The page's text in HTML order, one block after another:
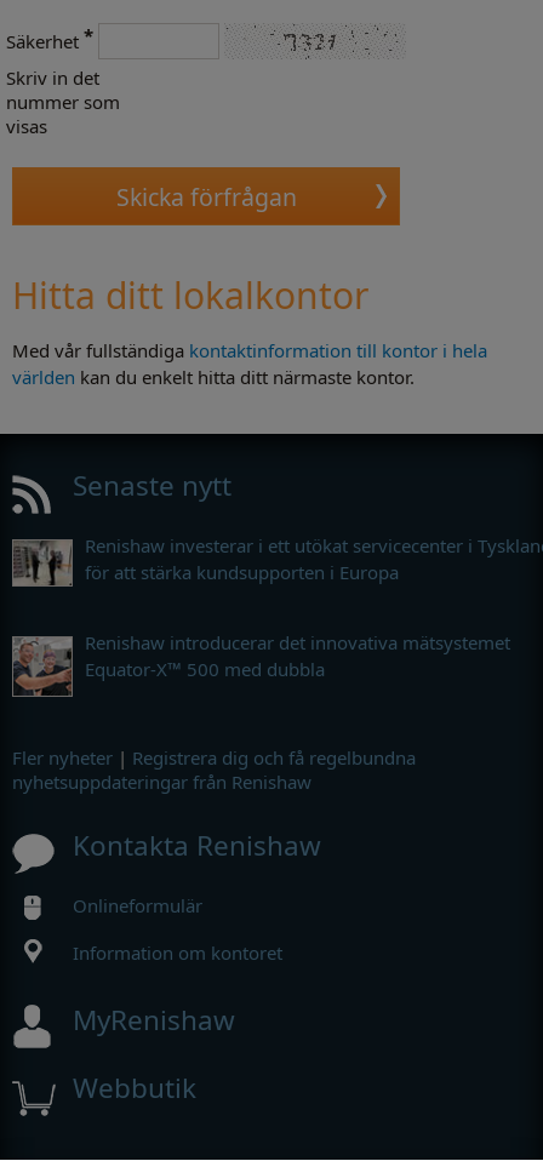
Säkerhet *
Skriv in det
nummer som
visas
Hitta ditt lokalkontor
Med vår fullständiga kontaktinformation till kontor i hela
världen kan du enkelt hitta ditt närmaste kontor.
Senaste nytt
Renishaw investerar i ett utökat servicecenter i
för att stärka kundsupporten i Europa
Renishaw introducerar det innovativa mätsystemet
Equator-X™ 500 med dubbla
Fler nyheter | Registrera dig och få regelbundna
nyhetsuppdateringar från Renishaw
Kontakta Renishaw
Onlineformulär
Information om kontoret
MyRenishaw
Webbutik